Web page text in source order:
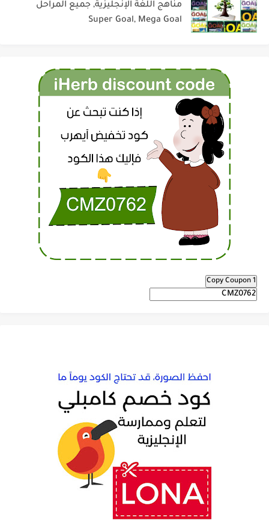
مناهج اللغة الإنجليزية, جميع المراحل
Super Goal, Mega Goal
Copy Coupon 1